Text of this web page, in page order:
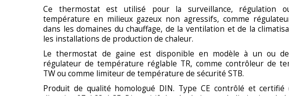
Ce thermostat est utilisé pour la surveillance, régulation
température en milieux gazeux non agressifs, comme
dans les domaines du chauffage, de la ventilation et de la
les installations de production de chaleur.
Le thermostat de gaine est disponible en modèle à un ou
régulateur de température réglable TR, comme contrôleur de
TW ou comme limiteur de température de sécurité STB.
Produit de qualité homologué DIN. Type CE contrôlé et certifié
directive 97 / 23 / CE. Dispositif de régulation et de limitation de